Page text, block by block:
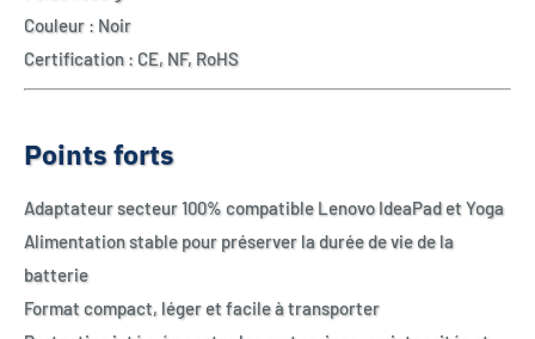
Couleur : Noir
Certification : CE, NF, RoHS
Points forts
Adaptateur secteur 100% compatible Lenovo IdeaPad et Yoga
Alimentation stable pour préserver la durée de vie de la
batterie
Format compact, léger et facile à transporter